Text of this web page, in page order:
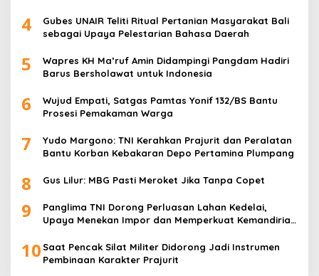
4
Gubes UNAIR Teliti Ritual Pertanian Masyarakat Bali
sebagai Upaya Pelestarian Bahasa Daerah
5
Wapres KH Ma’ruf Amin Didampingi Pangdam Hadiri
Barus Bersholawat untuk Indonesia
6
Wujud Empati, Satgas Pamtas Yonif 132/BS Bantu
Prosesi Pemakaman Warga
7
Yudo Margono: TNI Kerahkan Prajurit dan Peralatan
Bantu Korban Kebakaran Depo Pertamina Plumpang
8 Gus Lilur: MBG Pasti Meroket Jika Tanpa Copet
9
Panglima TNI Dorong Perluasan Lahan Kedelai,
Upaya Menekan Impor dan Memperkuat Kemandirian
10 Saat Pencak Silat Militer Didorong Jadi Instrumen
Pembinaan Karakter Prajurit